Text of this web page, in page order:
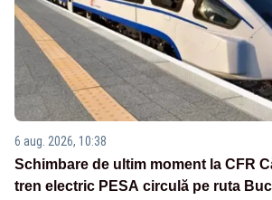
6 aug. 2026, 10:38
Schimbare de ultim moment la CFR
tren electric PESA circulă pe ruta